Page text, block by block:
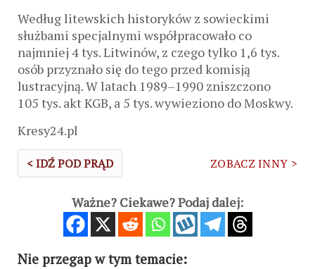
Według litewskich historyków z sowieckimi
służbami specjalnymi współpracowało co
najmniej 4 tys. Litwinów, z czego tylko 1,6 tys.
osób przyznało się do tego przed komisją
lustracyjną. W latach 1989–1990 zniszczono
105 tys. akt KGB, a 5 tys. wywieziono do Moskwy.
Kresy24.pl
< IDŹ POD PRĄD ZOBACZ INNY >
Ważne? Ciekawe? Podaj dalej:
Nie przegap w tym temacie: